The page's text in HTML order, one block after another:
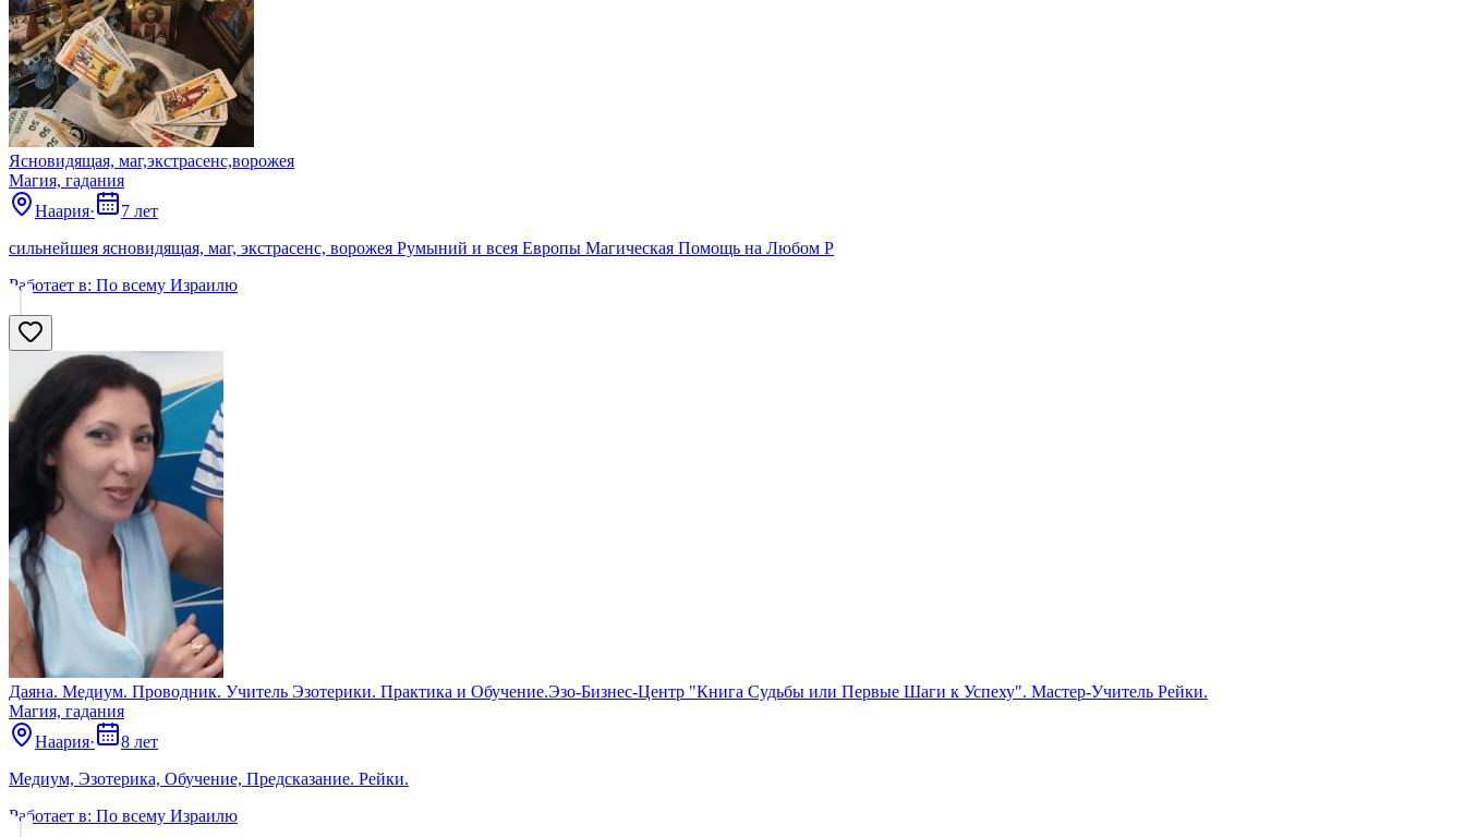
Ясновидящая, маг,экстрасенс,ворожея
Магия, гадания
Наария·
7 лет
сильнейшея ясновидящая, маг, экстрасенс, ворожея Румыний и всея Европы Магическая Помощь на Любом Р
Работает в: По всему Израилю
Даяна. Медиум. Проводник. Учитель Эзотерики. Практика и Обучение.Эзо-Бизнес-Центр "Книга Судьбы или Первые Шаги к Успеху". Мастер-Учитель Рейки.
Магия, гадания
Наария·
8 лет
Медиум, Эзотерика, Обучение, Предсказание. Рейки.
Работает в: По всему Израилю